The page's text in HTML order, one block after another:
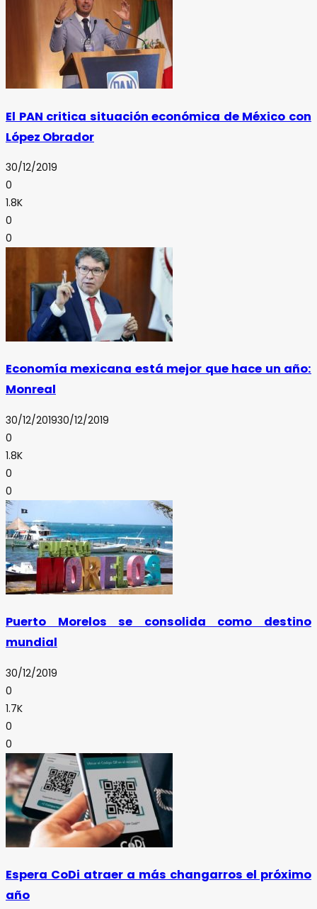
El PAN critica situación económica de México con
López Obrador
30/12/2019
0
1.8K
0
0
Economía mexicana está mejor que hace un año:
Monreal
30/12/201930/12/2019
0
1.8K
0
0
Puerto Morelos se consolida como destino
mundial
30/12/2019
0
1.7K
0
0
Espera CoDi atraer a más changarros el próximo
año